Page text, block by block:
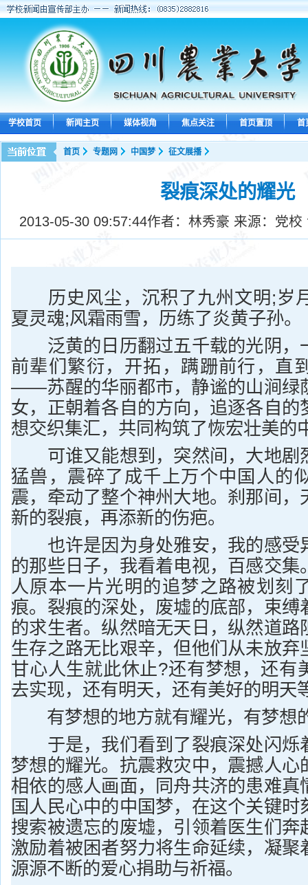
学校首页 新闻主页 媒体视角 焦点关注 首页置顶 首
首页 专题网 中国梦 征文展播
裂痕深处的耀光
2013-05-30 09:57:44作者：林秀豪 来源：党
历史风尘，沉积了九州文明;岁
夏灵魂;风霜雨雪，历练了炎黄子孙。
泛黄的日历翻过五千载的光阴，
前辈们繁衍，开拓，蹒跚前行，直
——苏醒的华丽都市，静谧的山涧绿
女，正朝着各自的方向，追逐各自的
想交织集汇，共同构筑了恢宏壮美的
可谁又能想到，突然间，大地剧
猛兽，震碎了成千上万个中国人的
震，牵动了整个神州大地。刹那间，
新的裂痕，再添新的伤疤。
也许是因为身处雅安，我的感受
的那些日子，我看着电视，百感交集
人原本一片光明的追梦之路被划刻
痕。裂痕的深处，废墟的底部，束缚
的求生者。纵然暗无天日，纵然道路
生存之路无比艰辛，但他们从未放弃
甘心人生就此休止?还有梦想，还有
去实现，还有明天，还有美好的明天
有梦想的地方就有耀光，有梦想
于是，我们看到了裂痕深处闪烁
梦想的耀光。抗震救灾中，震撼人心
相依的感人画面，同舟共济的患难真
国人民心中的中国梦，在这个关键时
搜索被遗忘的废墟，引领着医生们奔
激励着被困者努力将生命延续，凝聚
源源不断的爱心捐助与祈福。